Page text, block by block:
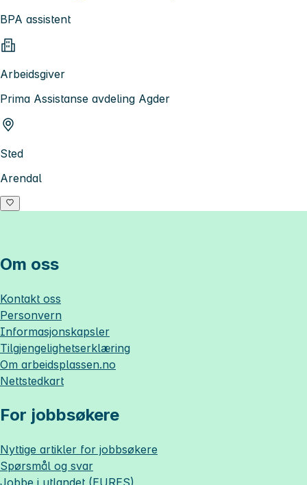
BPA assistent
Arbeidsgiver
Prima Assistanse avdeling Agder
Sted
Arendal
Om oss
Kontakt oss
Personvern
Informasjonskapsler
Tilgjengelighetserklæring
Om arbeidsplassen.no
Nettstedkart
For jobbsøkere
Nyttige artikler for jobbsøkere
Spørsmål og svar
Jobbe i utlandet (EURES)